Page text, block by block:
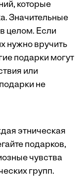
которые
Значительные
целом. Если
нужно вручить
подарки могут
или
не
этническая
подарков,
чувства
групп.